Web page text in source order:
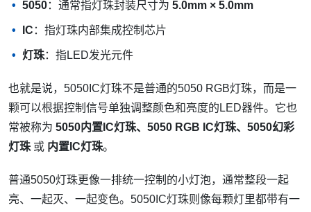
5050：通常指灯珠封装尺寸为 5.0mm × 5.0mm
IC ：指灯珠内部集成控制芯片
灯珠：指LED发光元件
也就是说，5050IC灯珠不是普通的5050 RGB灯珠，而是一
颗可以根据控制信号单独调整颜色和亮度的LED器件。它也
常被称为 5050内置IC灯珠、5050 RGB IC灯珠、5050幻彩
灯珠 或 内置IC灯珠。
普通5050灯珠更像一排统一控制的小灯泡，通常整段一起
亮、一起灭、一起变色。5050IC灯珠则像每颗灯里都带有一